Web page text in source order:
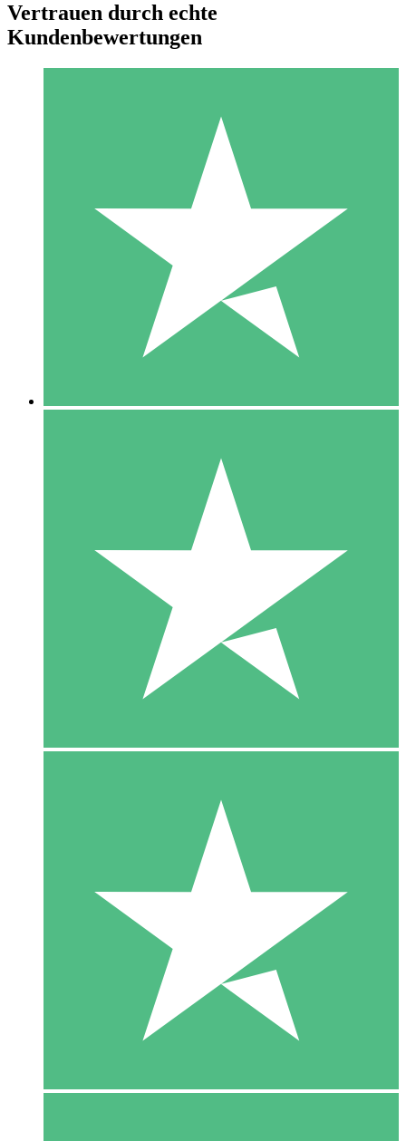
Individuelle Credit-Pakete
Zahlen Sie nach Bedarf mit Download-Credits. Keine
monatliche Verpflichtung erforderlich.
10 00
10 Downloads
20 00
Vertrauen durch echte
Kundenbewertungen